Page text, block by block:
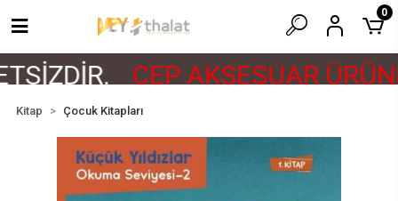
CEP AKSESUAR
0
Kitap Çocuk Kitapları